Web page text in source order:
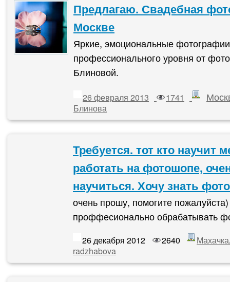
Предлагаю. Свадебная
Москве
Яркие, эмоциональные фотографии
профессионального уровня от
Блиновой.
26 февраля 2013 1741
Блинова
Требуется. тот кто научит
работать на фотошопе,
научиться. Хочу знать
очень прошу, помогите
проффесионально обрабатывать
26 декабря 2012 2640
radzhabova